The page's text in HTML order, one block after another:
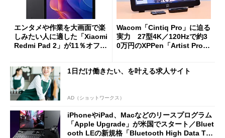
エンタメや作業を大画面で楽
しみたい人に適した「Xiaomi
Redmi Pad 2」が11％オフの
Wacom「Cintiq Pro」に迫る
実力 27型4K／120Hzで約3
0万円のXPPen「Artist Pro 2
1日だけ働きたい、を叶える求人サイト
AD（ショットワークス）
iPhoneやiPad、Macなどのリースプログラム
「Apple Upgrade」が米国でスタート／Bluet
ooth LEの新規格「Bluetooth High Data Thr